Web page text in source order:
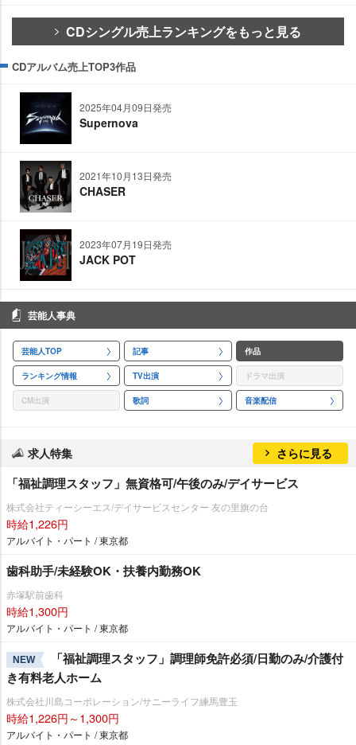
CDシングル売上ランキングをもっと見る
CDアルバム売上TOP3作品
2025年04月09日発売
Supernova
2021年10月13日発売
CHASER
2023年07月19日発売
JACK POT
芸能人事典
芸能人TOP 記事 作品
ランキング情報 TV出演 ドラマ出演
CM出演 歌詞 音楽配信
求人特集 さらに見る
「福祉調理スタッフ」無資格可/午後のみ/デイサービス
株式会社ティーシーエス/デイサービスセンター 友の里旗の台
時給1,226円
アルバイト・パート / 東京都
歯科助手/未経験OK・扶養内勤務OK
赤塚駅前歯科
時給1,300円
アルバイト・パート / 東京都
NEW
「福祉調理スタッフ」調理師免許必須/日勤のみ/介護付
き有料老人ホーム
株式会社川島コーポレーション/サニーライフ練馬豊玉
時給1,226円～1,300円
アルバイト・パート / 東京都